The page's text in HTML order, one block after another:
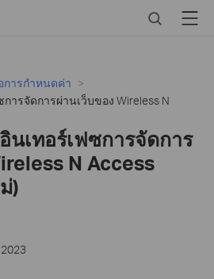
SearchMenu
การกำหนดค่า
ารจัดการผ่านเว็บของ Wireless N
นเทอร์เฟซการจัดการ
N Access
)